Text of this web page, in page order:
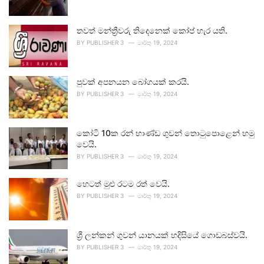
තවත් මන්ත්‍රීවරු තිදෙනෙක් කෝප් හැර යති.
BY PUBLISHER 3 මාර්තු 19, 2024
පුවක් අපනයන බෝගයක් කරයි.
BY PUBLISHER 3 මාර්තු 19, 2024
කෝටි 10ක රන් භාණ්ඩ ගුවන් තොටුපොළෙන් හමු
වෙයි.
BY PUBLISHER 3 මාර්තු 19, 2024
හෙටත් මුළු රටම රත් වෙයි.
BY PUBLISHER 3 මාර්තු 19, 2024
ශ්‍රී ලන්කන් ගුවන් යානයක් හදිසියේ ගොඩබස්වයි.
BY PUBLISHER 3 මාර්තු 19, 2024